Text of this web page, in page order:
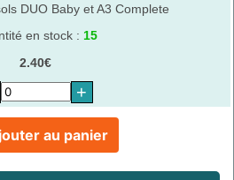
DUO Baby et A3 Complete
en stock : 15
2.40€
+
au panier